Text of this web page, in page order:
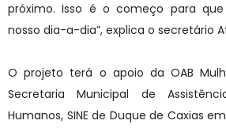
próximo. Isso é o começo para
nosso dia-a-dia”, explica o secretário
O projeto terá o apoio da OAB
Secretaria Municipal de
Humanos, SINE de Duque de Caxias